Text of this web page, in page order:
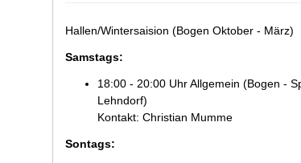
Hallen/Wintersaision (Bogen Oktober - März)
Samstags:
18:00 - 20:00 Uhr Allgemein (Bogen -
Lehndorf)
Kontakt: Christian Mumme
Sontags: